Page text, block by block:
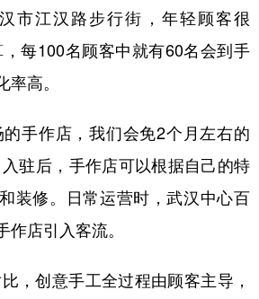
市江汉路步行街，年轻顾客很
每100名顾客中就有60名会到手
高。
手作店，我们会免2个月左右的
驻后，手作店可以根据自己的特
装修。日常运营时，武汉中心百
店引入客流。
创意手工全过程由顾客主导，